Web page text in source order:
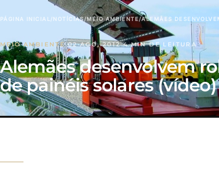
PÁGINA INICIAL/ NOTÍCIAS/MEIO AMBIENTE/ALEMÃES
MEIO AMBIENTE·02 AGO, 2012·4 MIN DE LEITURA
Alemães desenvolvem
de painéis solares (vídeo)